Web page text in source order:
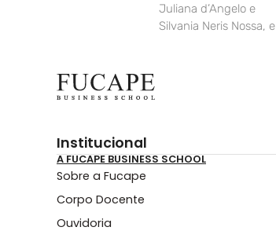
Juliana d’Angelo e
Silvania Neris Nossa, e
Institucional
A FUCAPE BUSINESS SCHOOL
Sobre a Fucape
Corpo Docente
Ouvidoria